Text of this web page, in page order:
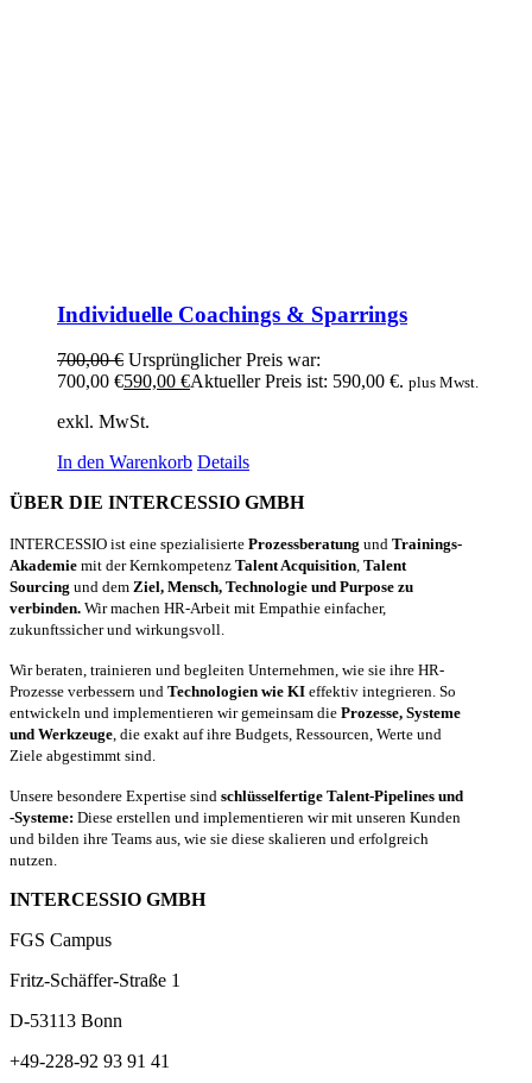
Individuelle Coachings & Sparrings
700,00€ Ursprünglicher Preis war:
700,00 €590,00 €Aktueller Preis ist: 590,00 €. plus Mwst.
exkl. MwSt.
In den Warenkorb Details
ÜBER DIE INTERCESSIO GMBH
INTERCESSIO ist eine spezialisierte Prozessberatung und Trainings-
Akademie mit der Kernkompetenz Talent Acquisition, Talent
Sourcing und dem Ziel, Mensch, Technologie und Purpose zu
verbinden. Wir machen HR-Arbeit mit Empathie einfacher,
zukunftssicher und wirkungsvoll.
Wir beraten, trainieren und begleiten Unternehmen, wie sie ihre HR-
Prozesse verbessern und Technologien wie KI effektiv integrieren. So
entwickeln und implementieren wir gemeinsam die Prozesse, Systeme
und Werkzeuge, die exakt auf ihre Budgets, Ressourcen, Werte und
Ziele abgestimmt sind.
Unsere besondere Expertise sind schlüsselfertige Talent-Pipelines und
-Systeme: Diese erstellen und implementieren wir mit unseren Kunden
und bilden ihre Teams aus, wie sie diese skalieren und erfolgreich
nutzen.
INTERCESSIO GMBH
FGS Campus
Fritz-Schäffer-Straße 1
D-53113 Bonn
+49-228-92 93 91 41